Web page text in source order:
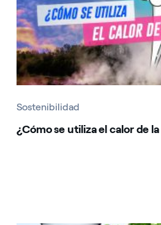
Sostenibilidad
¿Cómo se utiliza el calor de